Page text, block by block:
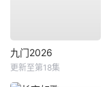
九门2026
更新至第18集